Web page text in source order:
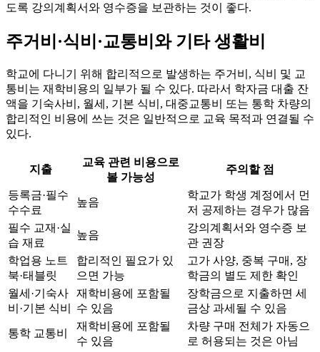
도록 강의계획서와 영수증을 보관하는 것이 좋다.
주거비·식비·교통비와 기타 생활비
학교에 다니기 위해 합리적으로 발생하는 주거비, 식비 및 교
통비는 재학비용의 일부가 될 수 있다. 따라서 학자금 대출 잔
액을 기숙사비, 월세, 기본 식비, 대중교통비 또는 통학 차량의
합리적인 비용에 쓰는 것은 일반적으로 교육 목적과 연결될 수
있다.
지출
교육 관련 비용으로
볼 가능성
주의할 점
등록금·필수
수수료
높음
학교가 학생 계정에서 먼
저 공제하는 경우가 많음
필수 교재·실
습 재료
높음
강의계획서와 영수증 보
관 권장
학업용 노트
북·태블릿
합리적인 필요가 있
으면 가능
고가 사양, 중복 구매, 장
학금의 별도 제한 확인
월세·기숙사
비·기본 식비
재학비용에 포함될
수 있음
장학금으로 지출하면 세
금상 과세될 수 있음
통학 교통비
재학비용에 포함될
수 있음
차량 구매 전체가 자동으
로 허용되는 것은 아님